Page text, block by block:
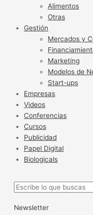
Alimentos
Otras
Gestión
Mercados y
Marketing
Modelos de
Start-ups
Empresas
Videos
Conferencias
Cursos
Publicidad
Papel Digital
Biologicals
Newsletter